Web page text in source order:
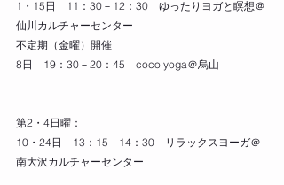
1・15日　11：30－12：30　ゆったりヨガと瞑想＠
仙川カルチャーセンター
不定期（金曜）開催
8日　19：30－20：45　coco yoga＠烏山
第2・4日曜：
10・24日　13：15－14：30　リラックスヨーガ＠
南大沢カルチャーセンター